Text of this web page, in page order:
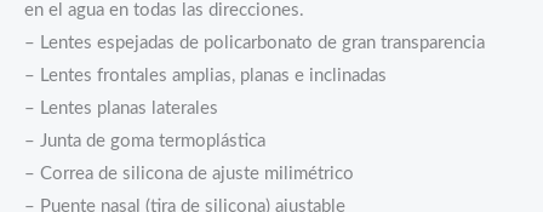
en el agua en todas las direcciones.
– Lentes espejadas de policarbonato de gran transparencia
– Lentes frontales amplias, planas e inclinadas
– Lentes planas laterales
– Junta de goma termoplástica
– Correa de silicona de ajuste milimétrico
– Puente nasal (tira de silicona) ajustable